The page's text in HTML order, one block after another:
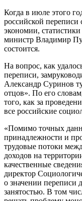
Когда в июле этого
российской переписи
экономии, статистики
министр Владимир
состоится.
На вопрос, как
переписи,
Александр Суринов
отцов». По его
того, как за
все российские
«Помимо точных
принадлежности и
трудовые потоки
доходов на
качественные
директор
о значении переписи
занятостью. В том